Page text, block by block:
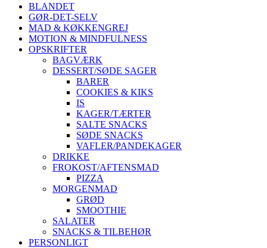
BLANDET
GØR-DET-SELV
MAD & KØKKENGREJ
MOTION & MINDFULNESS
OPSKRIFTER
BAGVÆRK
DESSERT/SØDE SAGER
BARER
COOKIES & KIKS
IS
KAGER/TÆRTER
SALTE SNACKS
SØDE SNACKS
VAFLER/PANDEKAGER
DRIKKE
FROKOST/AFTENSMAD
PIZZA
MORGENMAD
GRØD
SMOOTHIE
SALATER
SNACKS & TILBEHØR
PERSONLIGT